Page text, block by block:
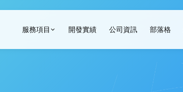
服務項目 開發實績 公司資訊 部落格